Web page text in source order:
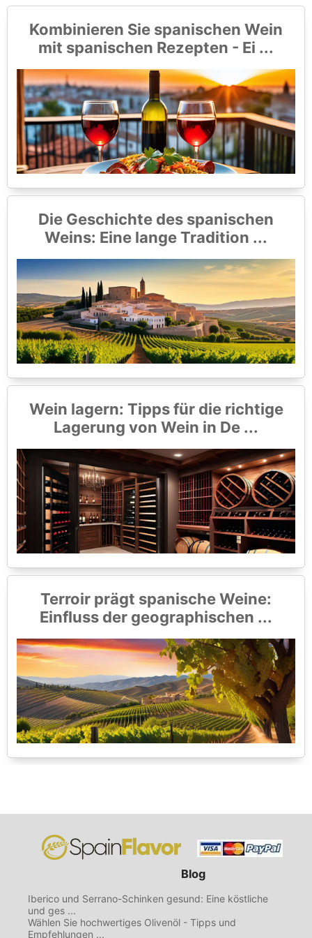
Kombinieren Sie spanischen Wein
mit spanischen Rezepten - Ei ...
Die Geschichte des spanischen
Weins: Eine lange Tradition ...
Wein lagern: Tipps für die richtige
Lagerung von Wein in De ...
Terroir prägt spanische Weine:
Einfluss der geographischen ...
Blog
Iberico und Serrano-Schinken gesund: Eine köstliche
und ges ...
Wählen Sie hochwertiges Olivenöl - Tipps und
Empfehlungen ...